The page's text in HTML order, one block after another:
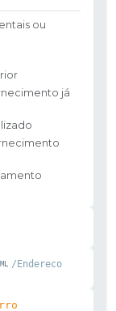
ou
já
/Endereco